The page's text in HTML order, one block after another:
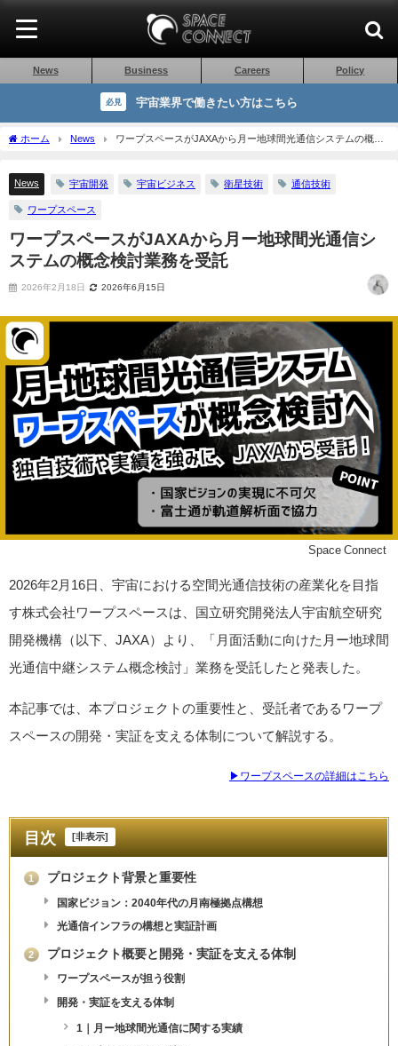
News Business Careers Policy
必見 宇宙業界で働きたい方はこちら
ホーム News
ワープスペースがJAXAから月ー地球間光通信システムの概念
News 宇宙開発 宇宙ビジネス 衛星技術 通信技術
ワープスペース
ワープスペースがJAXAから月ー地球間光通信シ
ステムの概念検討業務を受託
2026年2月18日 2026年6月15日
©Space Connect
2026年2月16日、宇宙における空間光通信技術の産業化を目指
す株式会社ワープスペースは、国立研究開発法人宇宙航空研究
開発機構（以下、JAXA）より、「月面活動に向けた月ー地球間
光通信中継システム概念検討」業務を受託したと発表した。
本記事では、本プロジェクトの重要性と、受託者であるワープ
スペースの開発・実証を支える体制について解説する。
▶ワープスペースの詳細はこちら
目次 [非表示]
1 プロジェクト背景と重要性
国家ビジョン：2040年代の月南極拠点構想
光通信インフラの構想と実証計画
2 プロジェクト概要と開発・実証を支える体制
ワープスペースが担う役割
開発・実証を支える体制
1｜月ー地球間光通信に関する実績